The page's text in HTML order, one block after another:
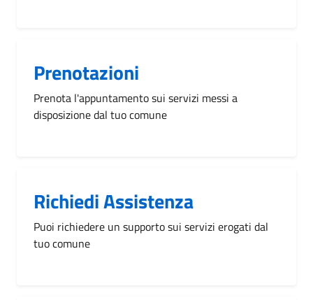
Prenotazioni
Prenota l'appuntamento sui servizi messi a
disposizione dal tuo comune
Richiedi Assistenza
Puoi richiedere un supporto sui servizi erogati dal
tuo comune